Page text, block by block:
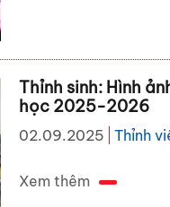
Thỉnh sinh: Hình
học 2025-2026
02.09.2025 Thỉnh
Xem thêm